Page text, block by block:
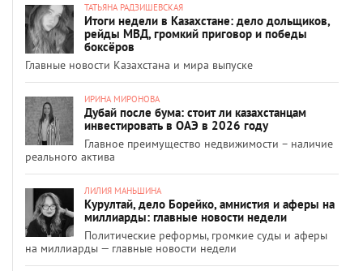
ТАТЬЯНА РАДЗИШЕВСКАЯ
Итоги недели в Казахстане: дело дольщиков,
рейды МВД, громкий приговор и победы
боксёров
Главные новости Казахстана и мира выпуске
ИРИНА МИРОНОВА
Дубай после бума: стоит ли казахстанцам
инвестировать в ОАЭ в 2026 году
Главное преимущество недвижимости – наличие
реального актива
ЛИЛИЯ МАНЬШИНА
Курултай, дело Борейко, амнистия и аферы на
миллиарды: главные новости недели
Политические реформы, громкие суды и аферы
на миллиарды — главные новости недели